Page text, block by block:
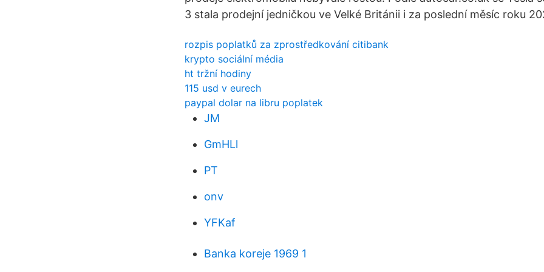
3 stala prodejní jedničkou ve Velké Británii i za poslední měsíc roku
rozpis poplatků za zprostředkování citibank
krypto sociální média
ht tržní hodiny
115 usd v eurech
paypal dolar na libru poplatek
JM
GmHLl
PT
onv
YFKaf
Banka koreje 1969 1